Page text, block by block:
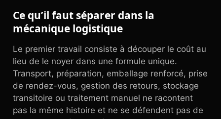
Ce qu’il faut séparer dans la
mécanique logistique
Le premier travail consiste à découper le coût au
lieu de le noyer dans une formule unique.
Transport, préparation, emballage renforcé, prise
de rendez-vous, gestion des retours, stockage
transitoire ou traitement manuel ne racontent
pas la même histoire et ne se défendent pas de